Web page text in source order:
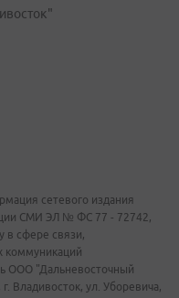
сетевого издания
СМИ ЭЛ № ФС 77 - 72742,
в сфере связи,
коммуникаций
ООО "Дальневосточный
Владивосток, ул. Уборевича,